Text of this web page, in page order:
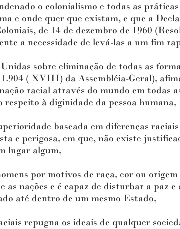
o colonialismo e todas as práticas
e onde quer que existam, e que a
de 14 de dezembro de 1960
a necessidade de levá-las a um fim
sobre eliminação de todas as
( XVIII) da Assembléia-Geral),
racial através do mundo em todas
respeito à diginidade da pessoa humana,
baseada em diferenças
e perigosa, em que, não existe
lugar algum,
por motivos de raça, cor ou
as nações e é capaz de disturbar a paz
até dentro de um mesmo Estado,
repugna os ideais de qualquer